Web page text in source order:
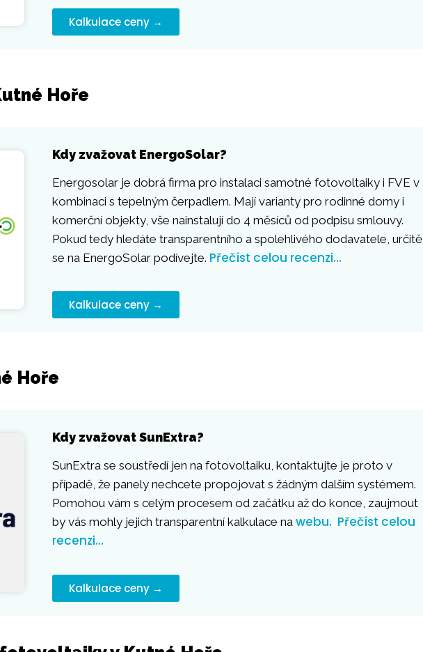
Kalkulace ceny →
Hoře
Kdy zvažovat EnergoSolar?
Energosolar je dobrá firma pro instalaci samotné fotovoltaiky i FVE v
kombinaci s tepelným čerpadlem. Mají varianty pro rodinné domy i
komerční objekty, vše nainstalují do 4 měsíců od podpisu smlouvy.
Pokud tedy hledáte transparentního a spolehlivého dodavatele, určitě
se na EnergoSolar podívejte. Přečíst celou recenzi…
Kalkulace ceny →
Hoře
Kdy zvažovat SunExtra?
SunExtra se soustředí jen na fotovoltaiku, kontaktujte je proto v
případě, že panely nechcete propojovat s žádným dalším systémem.
Pomohou vám s celým procesem od začátku až do konce, zaujmout
by vás mohly jejich transparentní kalkulace na webu. Přečíst celou
recenzi…
Kalkulace ceny →